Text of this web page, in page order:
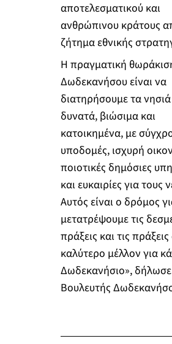
αποτελεσματικού και
ανθρώπινου κράτους
ζήτημα εθνικής
Η πραγματική
Δωδεκανήσου είναι να
διατηρήσουμε τα
δυνατά, βιώσιμα και
κατοικημένα, με
υποδομές, ισχυρή
ποιοτικές δημόσιες
και ευκαιρίες για τους
Αυτός είναι ο δρόμος
μετατρέψουμε τις
πράξεις και τις
καλύτερο μέλλον για
Δωδεκανήσιο»,
Βουλευτής